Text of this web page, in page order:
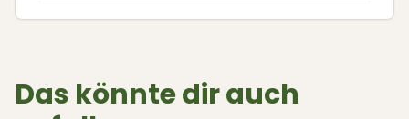
Das könnte dir auch